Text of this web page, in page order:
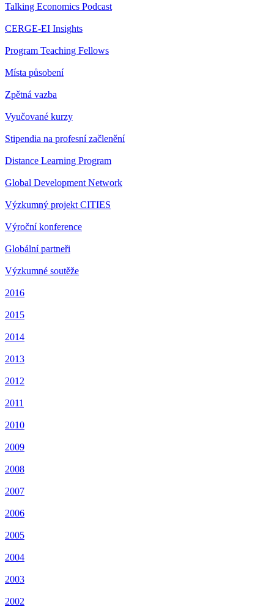
Talking Economics Podcast
CERGE-EI Insights
Program Teaching Fellows
Místa působení
Zpětná vazba
Vyučované kurzy
Stipendia na profesní začlenění
Distance Learning Program
Global Development Network
Výzkumný projekt CITIES
Výroční konference
Globální partneři
Výzkumné soutěže
2016
2015
2014
2013
2012
2011
2010
2009
2008
2007
2006
2005
2004
2003
2002